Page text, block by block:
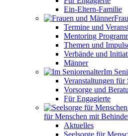
Ein-Eltern-Familie
Termine und
Mentoring
Themen und
Verbände und
Männer
Im
Veranstaltungen für
Vorsorge und
Für Engagierte
für Menschen mit
Aktuelles